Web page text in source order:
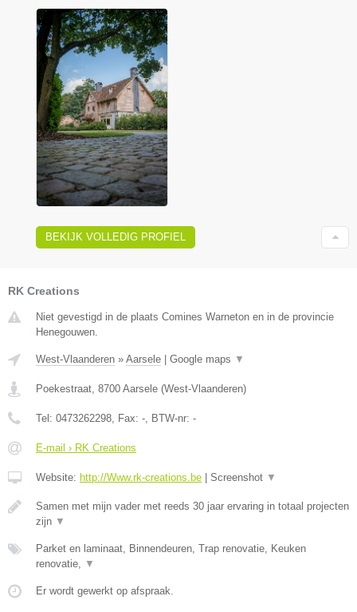
BEKIJK VOLLEDIG PROFIEL
RK Creations
Niet gevestigd in de plaats Comines Warneton en in de provincie
Henegouwen.
West-Vlaanderen » Aarsele | Google maps ▼
Poekestraat 8700 Aarsele (West-Vlaanderen)
Tel: 0473262298 , Fax: - , BTW-nr: -
E-mail › RK Creations
Website: http://Www.rk-creations.be | Screenshot ▼
Samen met mijn vader met reeds 30 jaar ervaring in totaal projecten
zijn ▼
Parket en laminaat, Binnendeuren, Trap renovatie, Keuken
renovatie,
▼
Er wordt gewerkt op afspraak.